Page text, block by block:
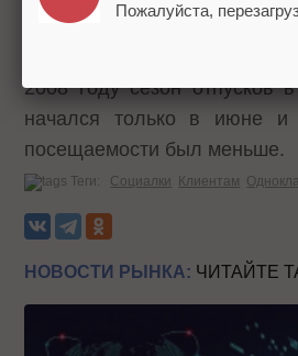
Можно было бы
2008 году сезон отпусков
начался только в июне и
посещаемости был меньше.
Теги: Социалки Клиентам
НОВОСТИ РЫНКА: ЧИТАЙТЕ
Пожалуйста,